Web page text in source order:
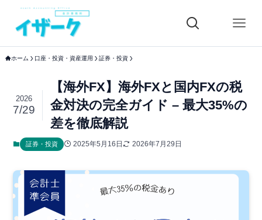
ホーム 口座・投資・資産運用 証券・投資
【海外FX】海外FXと国内FXの税
金対決の完全ガイド – 最大35%の
差を徹底解説
2026
7/29
証券・投資 2025年5月16日 2026年7月29日